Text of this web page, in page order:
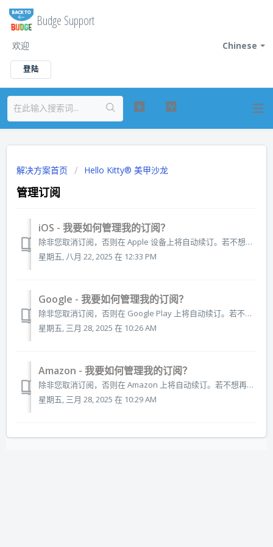
Budge Support
Chinese
欢迎
登陆
解决方案首页 Hello Kitty® 美甲沙龙
管理订阅
iOS - 我要如何管理我的订阅？
除非您取消订阅，否则在 Apple 设备上将自动续订。若不想再订阅任何应用，您可以随时在 Apple App Store 中直接取消。请至少在续订日期前 24 小时取消订阅。 重要事项：卸载应用不会自动停止您的订阅。您必须通过取消订阅来终止订阅。如果卸载应用而不取消您的订阅，您将依然被收取费用。 我要如何管...
星期五, 八月 22, 2025 在 12:33 PM
Google - 我要如何管理我的订阅？
除非您取消订阅，否则在 Google Play 上将自动续订。若不想再订阅任何应用，您可以随时在设备上直接取消。您还可以更改所使用的付款方式。请至少在续订日期前 24 小时取消订阅。 重要事项：卸载应用不会自动停止您的订阅。您必须通过取消订阅来终止您的订阅。如果卸载应用而不取消您的订阅，您将依然被收取...
星期五, 三月 28, 2025 在 10:26 AM
Amazon - 我要如何管理我的订阅？
除非您取消订阅，否则在 Amazon 上将自动续订。若不想再订阅，您可以随时在 Amazon App Store 中直接取消。您还可以更改所使用的付款方式。请至少在续订日期前 24 小时取消订阅。 重要事项：卸载应用不会自动停止您的订阅。您必须通过取消订阅来终止您的订阅。如果卸载应用而不取消您的订阅...
星期五, 三月 28, 2025 在 10:29 AM